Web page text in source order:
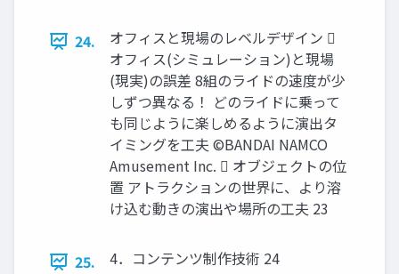
24.
オフィスと現場のレベルデザイン 
オフィス(シミュレーション)と現場
(現実)の誤差 8組のライドの速度が少
しずつ異なる！ どのライドに乗って
も同じように楽しめるように演出タ
イミングを工夫 ©BANDAI NAMCO
Amusement Inc.  オブジェクトの位
置 アトラクションの世界に、より溶
け込む動きの演出や場所の工夫 23
25. 4．コンテンツ制作技術 24